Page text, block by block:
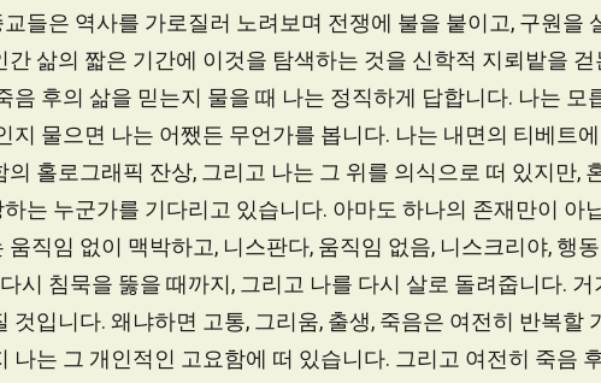
들은 역사를 가로질러 노려보며 전쟁에 불을 붙이고, 구원을
간 삶의 짧은 기간에 이것을 탐색하는 것을 신학적 지뢰밭을
음 후의 삶을 믿는지 물을 때 나는 정직하게 답합니다. 나는 모
지 물으면 나는 어쨌든 무언가를 봅니다. 나는 내면의 티베트
의 홀로그래픽 잔상, 그리고 나는 그 위를 의식으로 떠 있지만,
는 누군가를 기다리고 있습니다. 아마도 하나의 존재만이 아
직임 없이 맥박하고, 니스판다, 움직임 없음, 니스크리야, 행동
시 침묵을 뚫을 때까지, 그리고 나를 다시 살로 돌려줍니다. 거
것입니다. 왜냐하면 고통, 그리움, 출생, 죽음은 여전히 반복할
나는 그 개인적인 고요함에 떠 있습니다. 그리고 여전히 죽음